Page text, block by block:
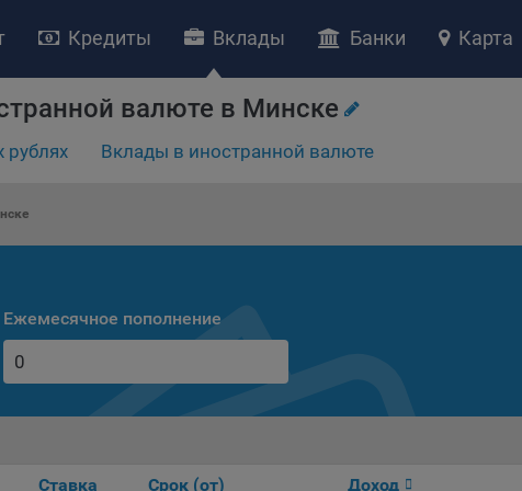
с ограниченной ответственностью «Майфин» (далее –
особое внимание защите персональных данных при их обработке и
положения о политике обработки файлов cookie (далее –
использование веб-сайта Общества с доменным именем
для каких целей и каким образом Общество обрабатывает
(мобильного устройства) пользователя сайта Общества,
Кредиты Вклады Банки Карта
валюте в Минске
рублях Вклады в иностранной валюте
Ежемесячное пополнение
Ставка Срок (от) Доход